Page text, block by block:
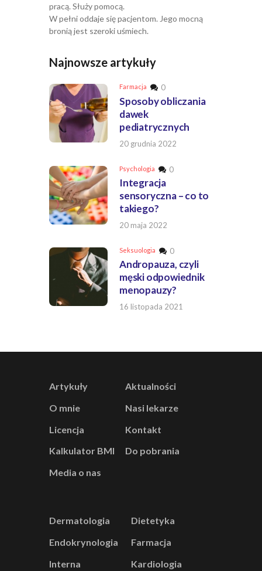
pracą. Służy pomocą.
W pełni oddaje się pacjentom. Jego mocną
bronią jest szeroki uśmiech.
Najnowsze artykuły
Farmacja 0
Sposoby obliczania
dawek
pediatrycznych
20 grudnia 2022
Psychologia 0
Integracja
sensoryczna – co to
takiego?
20 maja 2022
Seksuologia 0
Andropauza, czyli
męski odpowiednik
menopauzy?
16 listopada 2021
Artykuły
Aktualności
O mnie
Nasi lekarze
Licencja
Kontakt
Kalkulator BMI
Do pobrania
Media o nas
Dermatologia
Dietetyka
Endokrynologia
Farmacja
Interna
Kardiologia